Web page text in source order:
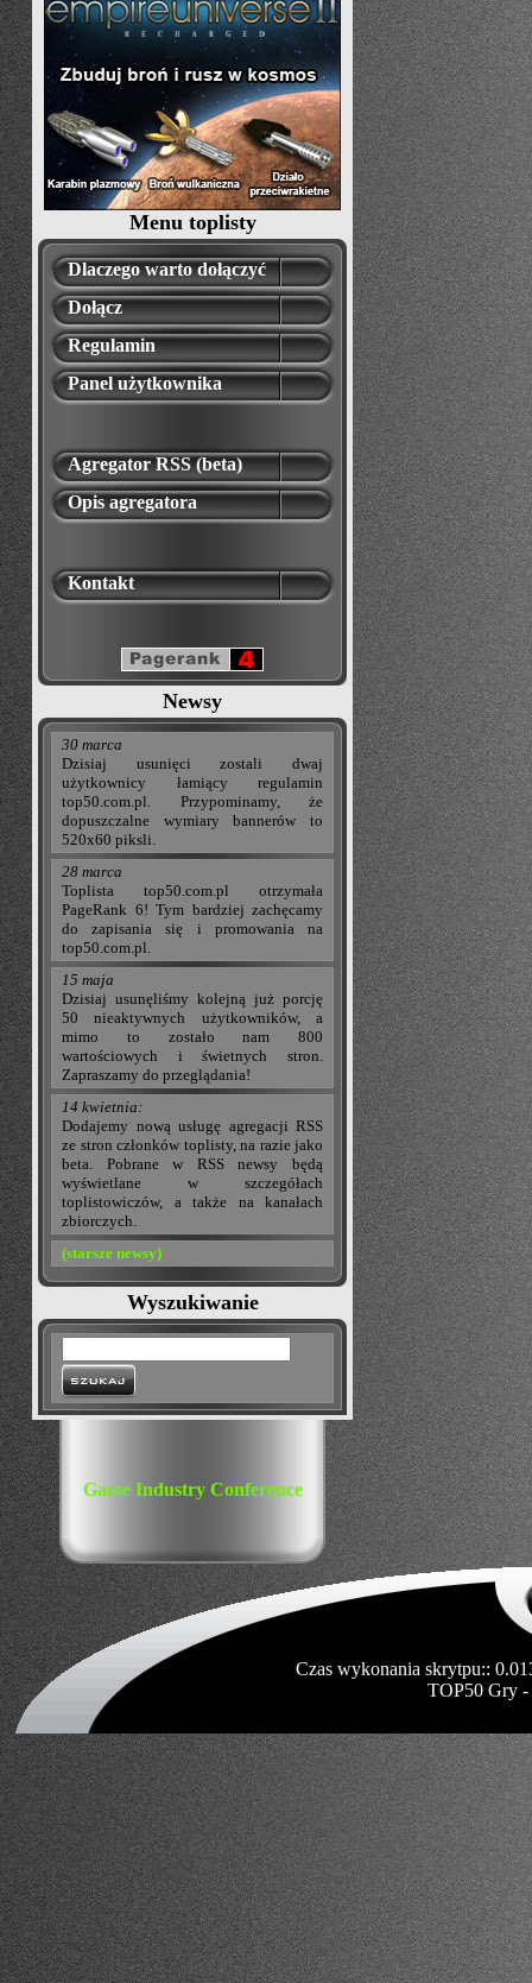
Menu toplisty
Dlaczego warto dołączyć
Dołącz
Regulamin
Panel użytkownika
Agregator RSS (beta)
Opis agregatora
Kontakt
Newsy
30 marca
Dzisiaj usunięci zostali dwaj
użytkownicy łamiący regulamin
top50.com.pl. Przypominamy, że
dopuszczalne wymiary bannerów to
520x60 piksli.
28 marca
Toplista top50.com.pl otrzymała
PageRank 6! Tym bardziej zachęcamy
do zapisania się i promowania na
top50.com.pl.
15 maja
Dzisiaj usunęliśmy kolejną już porcję
50 nieaktywnych użytkowników, a
mimo to zostało nam 800
wartościowych i świetnych stron.
Zapraszamy do przeglądania!
14 kwietnia:
Dodajemy nową usługę agregacji RSS
ze stron członków toplisty, na razie jako
beta. Pobrane w RSS newsy będą
wyświetlane w szczegółach
toplistowiczów, a także na kanałach
zbiorczych.
(starsze newsy)
Wyszukiwanie
Game Industry Conference
Czas wykonania skrytpu::
TOP50 Gry